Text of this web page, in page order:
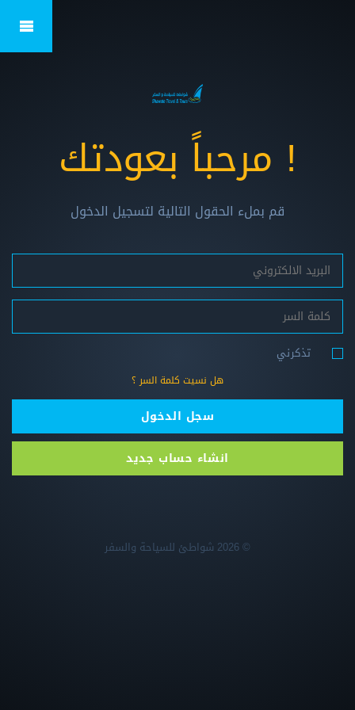
! مرحباً بعودتك
قم بملء الحقول التالية لتسجيل الدخول
تذكرني
هل نسيت كلمة السر ؟
سجل الدخول
انشاء حساب جديد
© 2026 شواطئ للسياحة والسفر